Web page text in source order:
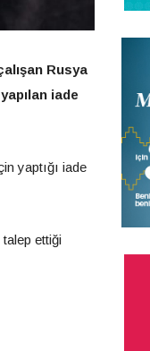
Rusya
iade
yaptığı iade
talep ettiği